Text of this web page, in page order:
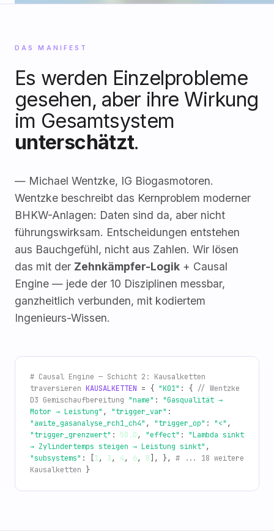
DAS MANIFEST
Es werden Einzelprobleme
gesehen, aber ihre Wirkung
im Gesamtsystem
unterschätzt.
— Michael Wentzke, IG Biogasmotoren.
Wentzke beschreibt das Kernproblem moderner
BHKW-Anlagen: Daten sind da, aber nicht
führungswirksam. Entscheidungen entstehen
aus Bauchgefühl, nicht aus Zahlen. Wir lösen
das mit der Zehnkämpfer-Logik + Causal
Engine — jede der 10 Disziplinen messbar,
ganzheitlich verbunden, mit kodiertem
Ingenieurs-Wissen.
# Causal Engine — Schicht 2: Kausalketten
traversieren KAUSALKETTEN = { "K01" : { // Wentzke
D3 Gemischaufbereitung "name" : "Gasqualität →
Motor → Leistung" , "trigger_var" :
"awite_gasanalyse_rch1_ch4" , "trigger_op" : "<" ,
"trigger_grenzwert" : 50.0, "effect" : "Lambda sinkt
→ Zylindertemps steigen → Leistung sinkt" ,
"subsystems" : [1, 3, 4, 6, 8], }, # ... 18 weitere
Kausalketten }